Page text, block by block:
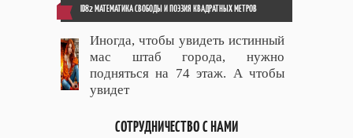
ID82 МАТЕМАТИКА СВОБОДЫ И ПОЭЗИЯ КВАДРАТНЫХ МЕТРОВ
Иногда, чтобы увидеть истинный
мас штаб города, нужно
подняться на 74 этаж. А чтобы
увидет
СОТРУДНИЧЕСТВО С НАМИ